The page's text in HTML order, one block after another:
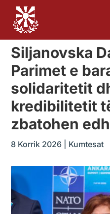
Siljanovska
Parimet e
solidaritetit
kredibilitetit
zbatohen
8 Korrik 2026 Kumtesat